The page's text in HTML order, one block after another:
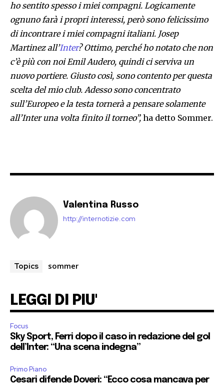
ho sentito spesso i miei compagni. Logicamente
ognuno farà i propri interessi, però sono felicissimo
di incontrare i miei compagni italiani. Josep
Martinez all’Inter? Ottimo, perché ho notato che non
c’è più con noi Emil Audero, quindi ci serviva un
nuovo portiere. Giusto così, sono contento per questa
scelta del mio club. Adesso sono concentrato
sull’Europeo e la testa tornerà a pensare solamente
all’Inter una volta finito il torneo”, ha detto Sommer.
Valentina Russo
http://internotizie.com
Topics sommer
LEGGI DI PIU'
Focus
Sky Sport, Ferri dopo il caso in redazione del gol
dell’Inter: “Una scena indegna”
Primo Piano
Cesari difende Doveri: “Ecco cosa mancava per